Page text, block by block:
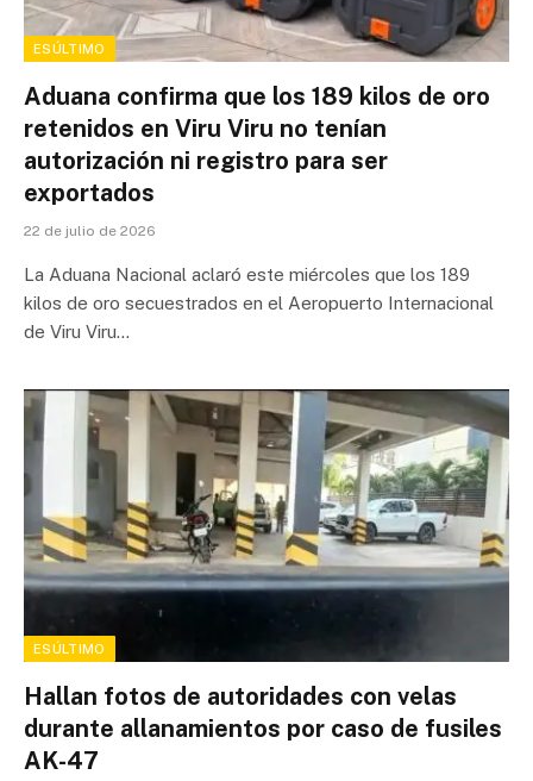
ESÚLTIMO
Aduana confirma que los 189 kilos de oro
retenidos en Viru Viru no tenían
autorización ni registro para ser
exportados
22 de julio de 2026
La Aduana Nacional aclaró este miércoles que los 189
kilos de oro secuestrados en el Aeropuerto Internacional
de Viru Viru…
ESÚLTIMO
Hallan fotos de autoridades con velas
durante allanamientos por caso de fusiles
AK-47